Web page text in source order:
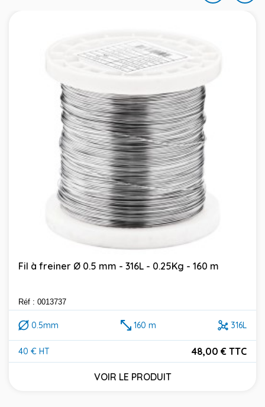
Fil à freiner Ø 0.5 mm - 316L - 0.25Kg - 160 m
Réf : 0013737
0.5mm 160 m 316L
40 € HT
Prix
48,00 € TTC
VOIR LE PRODUIT